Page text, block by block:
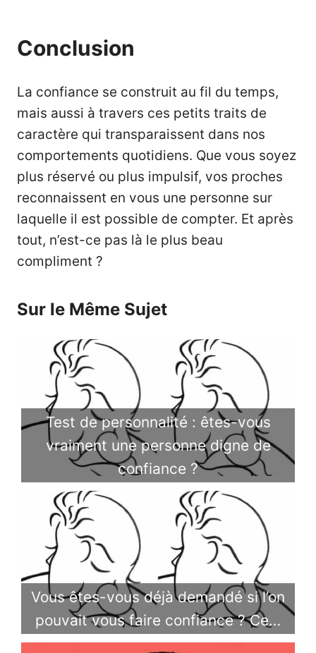
Conclusion
La confiance se construit au fil du temps,
mais aussi à travers ces petits traits de
caractère qui transparaissent dans nos
comportements quotidiens. Que vous soyez
plus réservé ou plus impulsif, vos proches
reconnaissent en vous une personne sur
laquelle il est possible de compter. Et après
tout, n’est-ce pas là le plus beau
compliment ?
Sur le Même Sujet
Test de personnalité : êtes-vous
vraiment une personne digne de
confiance ?
Vous êtes-vous déjà demandé si l’on
pouvait vous faire confiance ? Ce…